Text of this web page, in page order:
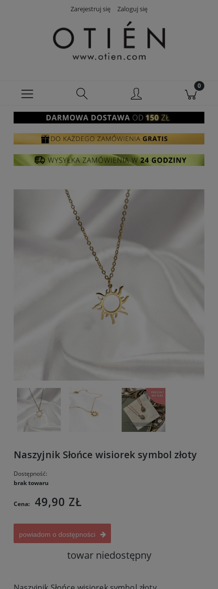
Zarejestruj się Zaloguj się
Naszyjnik Słońce wisiorek symbol złoty
Dostępność:
brak towaru
Cena: 49,90 ZŁ
powiadom o dostępności
towar niedostępny